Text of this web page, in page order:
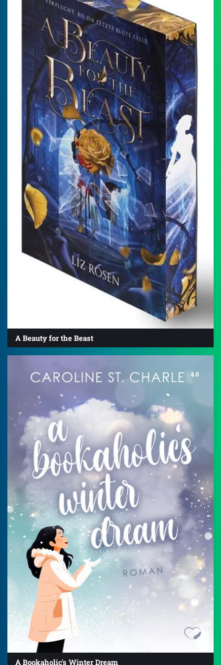
A Beauty for the Beast
4.0
A Bookaholic's Winter Dream